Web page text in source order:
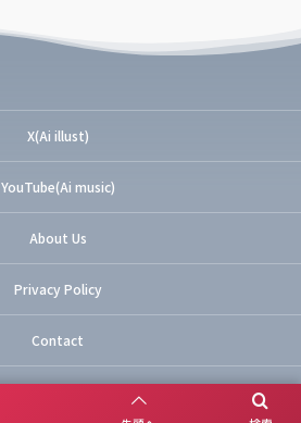
X(Ai illust)
YouTube(Ai music)
About Us
Privacy Policy
Contact